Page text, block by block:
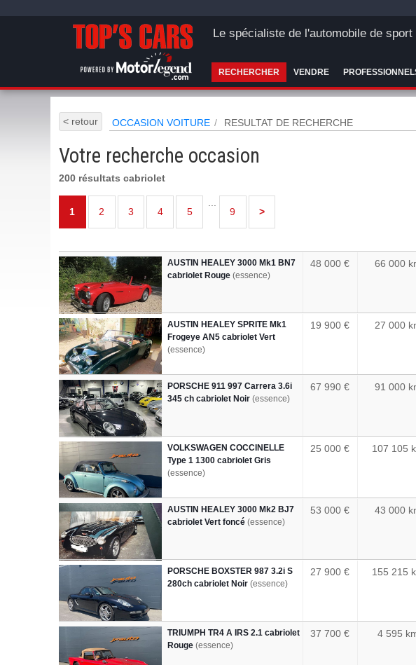
Le spécialiste de l'automobile de
RECHERCHER VENDRE
< retour OCCASION VOITURE RESULTAT DE RECHERCHE
Votre recherche occasion
200 résultats cabriolet
1 2 3 4 5
9
>
AUSTIN HEALEY 3000 Mk1 BN7
cabriolet Rouge (essence)
48 000 € 66 000
AUSTIN HEALEY SPRITE Mk1
Frogeye AN5 cabriolet Vert
(essence)
19 900 € 27 000
PORSCHE 911 997 Carrera 3.6i
345 ch cabriolet Noir (essence)
67 990 € 91 000
VOLKSWAGEN COCCINELLE
Type 1 1300 cabriolet Gris
(essence)
25 000 € 107 105
AUSTIN HEALEY 3000 Mk2 BJ7
cabriolet Vert foncé (essence)
53 000 € 43 000
PORSCHE BOXSTER 987 3.2i S
280ch cabriolet Noir (essence)
27 900 € 155 215
TRIUMPH TR4 A IRS 2.1 cabriolet
Rouge (essence)
37 700 € 4 595